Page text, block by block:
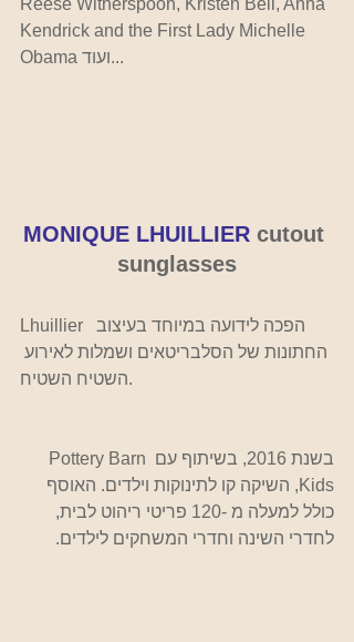
Kendrick and the First Lady Michelle
Obama ועוד...
MONIQUE LHUILLIER cutout
sunglasses
Lhuillier  הפכה לידועה במיוחד בעיצוב
החתונות של הסלבריטאים ושמלות לאירוע
השטיח השטיח.
בשנת 2016, בשיתוף עם Pottery Barn
Kids, השיקה קו לתינוקות וילדים. האוסף
כולל למעלה מ -120 פריטי ריהוט לבית,
לחדרי השינה וחדרי המשחקים לילדים.